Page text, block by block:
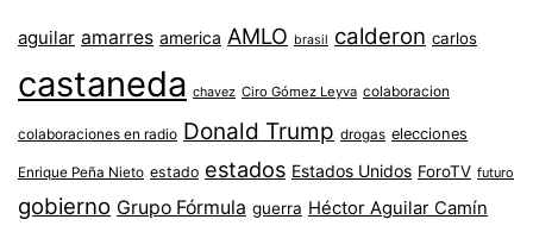
aguilar amarres america AMLO brasil calderon carlos
castaneda chavez Ciro Gómez Leyva colaboracion
colaboraciones en radio Donald Trump drogas elecciones
Enrique Peña Nieto estado estados Estados Unidos ForoTV futuro
gobierno Grupo Fórmula guerra Héctor Aguilar Camín